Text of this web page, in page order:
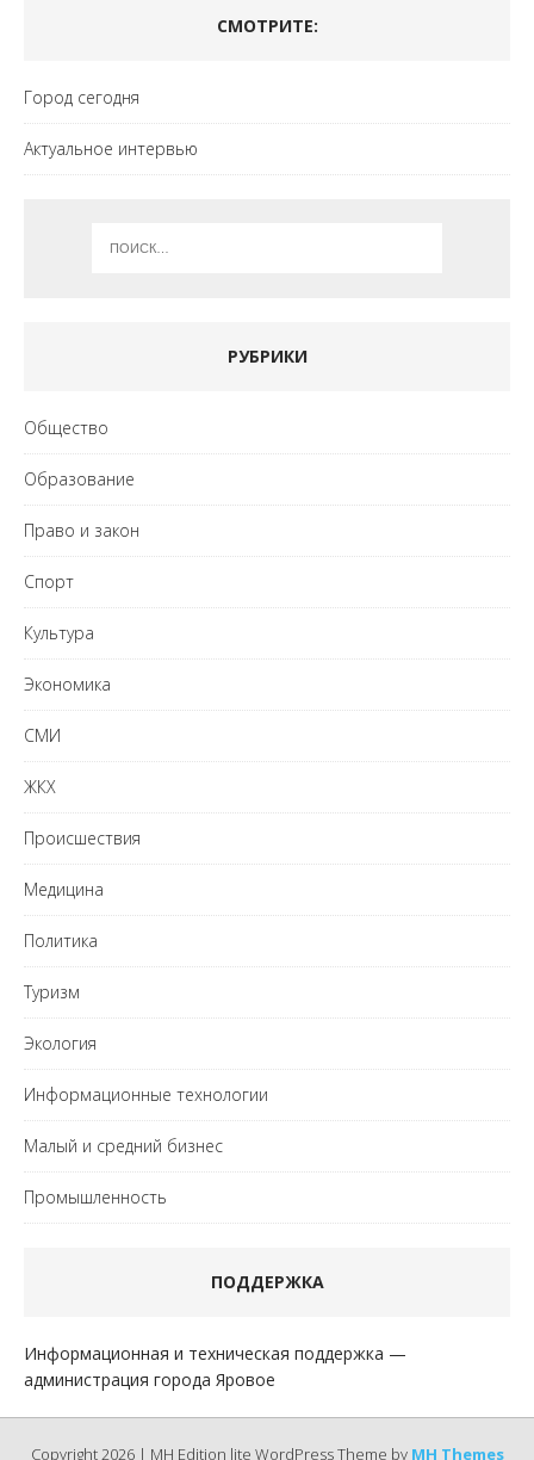
СМОТРИТЕ:
Город сегодня
Актуальное интервью
РУБРИКИ
Общество
Образование
Право и закон
Спорт
Культура
Экономика
СМИ
ЖКХ
Происшествия
Медицина
Политика
Туризм
Экология
Информационные технологии
Малый и средний бизнес
Промышленность
ПОДДЕРЖКА
Информационная и техническая поддержка —
администрация города Яровое
Copyright 2026 | MH Edition lite WordPress Theme by MH Themes